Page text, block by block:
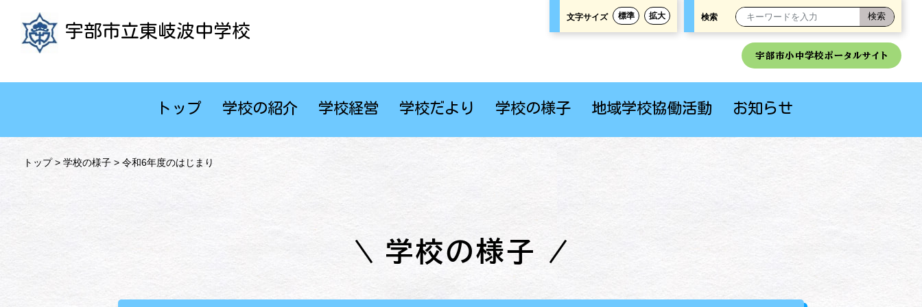
宇部市立東岐波中学校
文字サイズ 標準 拡大 検索
宇部市小中学校ポータルサイト
トップ 学校の紹介 学校経営 学校だより 学校の様子 地域学校協働活動 お知らせ
トップ> 学校の様子> 令和6年度のはじまり
学校の様子